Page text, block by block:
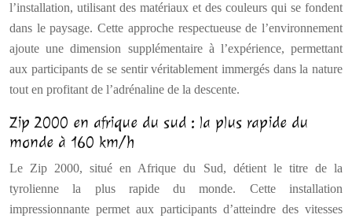
l’installation, utilisant des matériaux et des couleurs qui se fondent
dans le paysage. Cette approche respectueuse de l’environnement
ajoute une dimension supplémentaire à l’expérience, permettant
aux participants de se sentir véritablement immergés dans la nature
tout en profitant de l’adrénaline de la descente.
Zip 2000 en afrique du sud : la plus rapide du
monde à 160 km/h
Le Zip 2000, situé en Afrique du Sud, détient le titre de la
tyrolienne la plus rapide du monde. Cette installation
impressionnante permet aux participants d’atteindre des vitesses